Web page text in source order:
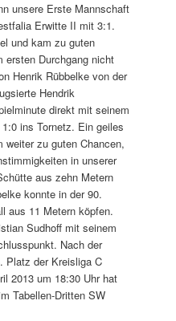
unsere Erste Mannschaft
Erwitte II mit 3:1.
und kam zu guten
ersten Durchgang nicht
Henrik Rübbelke von der
Hendrik
direkt mit seinem
ins Tornetz. Ein geiles
zu guten Chancen,
in unserer
aus zehn Metern
konnte in der 90.
aus 11 Metern köpfen.
Sudhoff mit seinem
Nach der
Platz der Kreisliga C
2013 um 18:30 Uhr hat
Tabellen-Dritten SW